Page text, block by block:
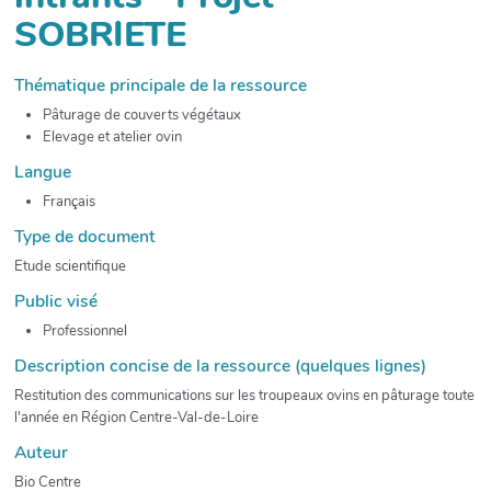
SOBRIETE
Thématique principale de la ressource
Pâturage de couverts végétaux
Elevage et atelier ovin
Langue
Français
Type de document
Etude scientifique
Public visé
Professionnel
Description concise de la ressource (quelques lignes)
Restitution des communications sur les troupeaux ovins en pâturage toute
l'année en Région Centre-Val-de-Loire
Auteur
Bio Centre